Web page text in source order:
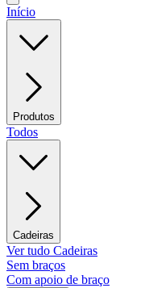
Início
Produtos
Todos
Cadeiras
Ver tudo Cadeiras
Sem braços
Com apoio de braço